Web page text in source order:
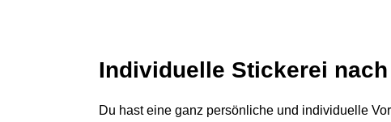
Individuelle Stickerei nach
Du hast eine ganz persönliche und individuelle